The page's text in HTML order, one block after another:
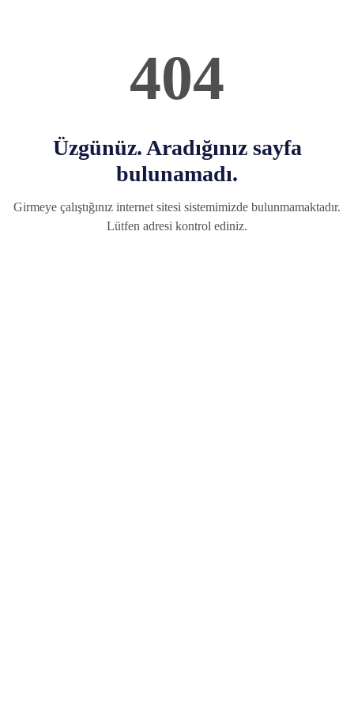
404
Üzgünüz. Aradığınız sayfa
bulunamadı.
Girmeye çalıştığınız internet sitesi sistemimizde bulunmamaktadır.
Lütfen adresi kontrol ediniz.